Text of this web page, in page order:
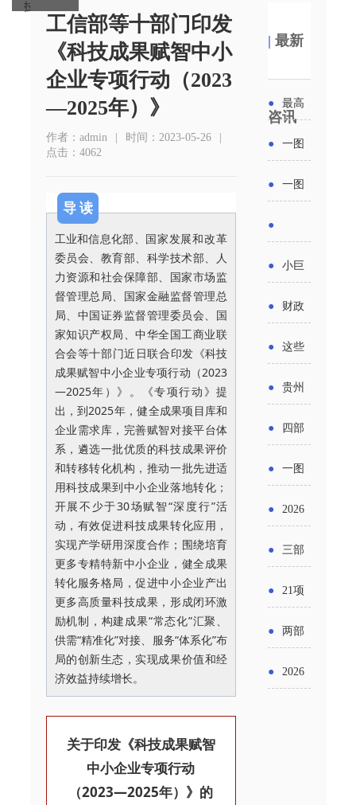
技成果赋智中小企业专项行动（2023—2025年）》
工信部等十部门印发
《科技成果赋智中小
企业专项行动（2023
—2025年）》
作者：admin | 时间：2023-05-26
|
点击：4062
导 读
工业和信息化部、 国家发展和改革
委员会、教育部、科学技术部、人
力资源和社会保障部、国家市场监
督管理总局、国家金融监督管理总
局、中国证券监督管理委员会、国
家知识产权局、中华全国工商业联
合会等十部门近日联合印发 《科技
成果赋智中小企业专项行动（2023
—2025年）》。《专项行动》提
出，到2025年，健全成果项目库和
企业需求库，完善赋智对接平台体
系，遴选一批优质的科技成果评价
和转移转化机构，推动一批先进适
用科技成果到中小企业落地转化；
开展不少于30场赋智“深度行”活
动，有效促进科技成果转化应用，
实现产学研用深度合作；围绕培育
更多专精特新中小企业，健全成果
转化服务格局，促进中小企业产出
更多高质量科技成果，形成闭环激
励机制，构建成果“常态化”汇聚、
供需“精准化”对接、服务“体系化”布
局的创新生态，实现成果价值和经
济效益持续增长。
关于印发《科技成果赋智
中小企业专项行动
（2023—2025年）》的
|最新
咨讯
● 最高
元！贵
州开展
2026年
轮汽车
销活动
● 一图
省科技
成果转
化中试
报工作
● 一图
出台酒
类新规
酒企出
点关注
●
小企业
发展环
境评估
发布
解）
● 小巨
了？工
信部准
备怎么
● 财政
继续实
施专精
特新中
财政奖
● 这些
贷款，
最高可
获1.5%
政贴息
● 贵州
举措激
发各类
经营主
● 四部
求做好
帮扶小
额信贷
● 一图
法及其
实施条
例新变
● 2026
金投向
领域及
申报要
● 三部
五”期间
支持科
● 21项
务培育
● 两部
● 2026